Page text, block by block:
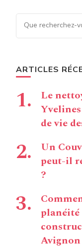
Vous
chose ?
ARTICLES
Le
de vie
Un
peut-il
?
Avignon